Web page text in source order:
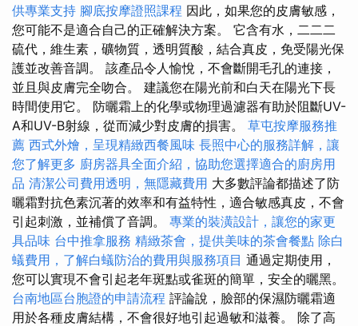
供專業支持 腳底按摩證照課程 因此，如果您的皮膚敏感，
您可能不是適合自己的正確解決方案。 它含有水，二二二
硫代，維生素，礦物質，透明質酸，結合真皮，免受陽光保
護並改善音調。 該產品令人愉悅，不會斷開毛孔的連接，
並且與皮膚完全吻合。 建議您在陽光前和白天在陽光下長
時間使用它。 防曬霜上的化學或物理過濾器有助於阻斷​​UV-
A和UV-B射線，從而減少對皮膚的損害。 草屯按摩服務推
薦 西式外燴，呈現精緻西餐風味 長照中心的服務詳解，讓
您了解更多 廚房器具全面介紹，協助您選擇適合的廚房用
品 清潔公司費用透明，無隱藏費用 大多數評論都描述了防
曬霜對抗色素沉著的效率和有益特性，適合敏感真皮，不會
引起刺激，並補償了音調。 專業的裝潢設計，讓您的家更
具品味 台中推拿服務 精緻茶會，提供美味的茶會餐點 除白
蟻費用，了解白蟻防治的費用與服務項目 通過定期使用，
您可以實現不會引起老年斑點或雀斑的簡單，安全的曬黑。
台南地區台胞證的申請流程 評論說，臉部的保濕防曬霜適
用於各種皮膚結構，不會很好地引起過敏和滋養。 除了高